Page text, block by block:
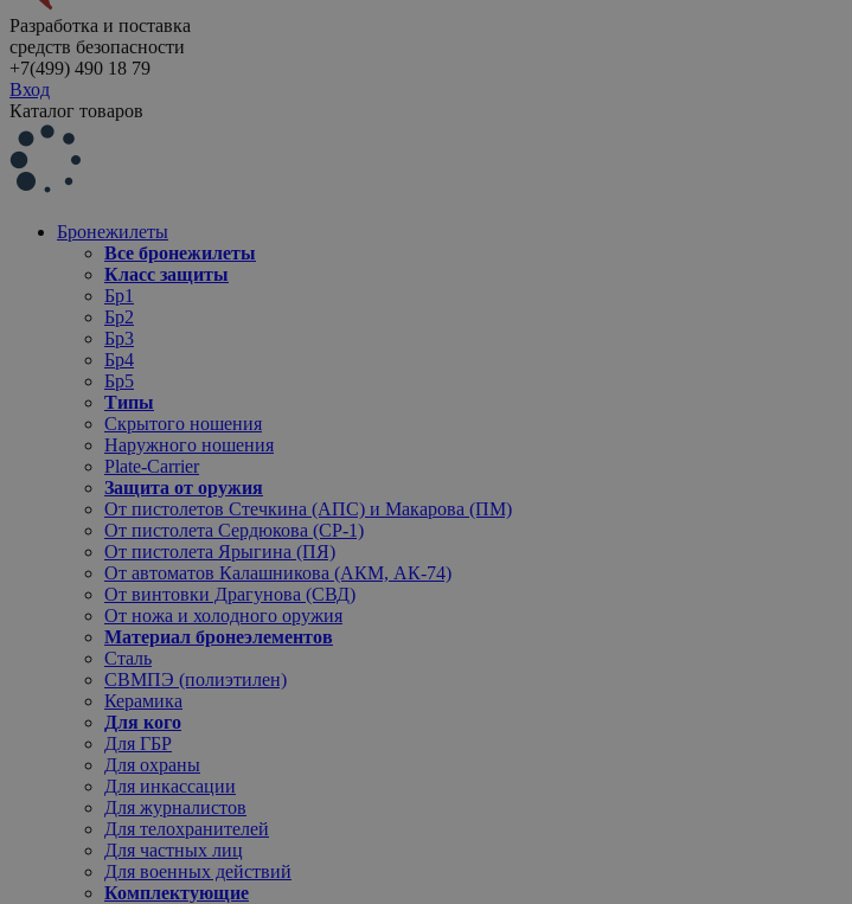
Разработка и поставка
средств безопасности
+7(499) 490 18 79
Вход
Каталог товаров
Бронежилеты
Все бронежилеты
Класс защиты
Бр1
Бр2
Бр3
Бр4
Бр5
Типы
Скрытого ношения
Наружного ношения
Plate-Carrier
Защита от оружия
От пистолетов Стечкина (АПС) и Макарова (ПМ)
От пистолета Сердюкова (СР-1)
От пистолета Ярыгина (ПЯ)
От автоматов Калашникова (АКМ, АК-74)
От винтовки Драгунова (СВД)
От ножа и холодного оружия
Материал бронеэлементов
Сталь
СВМПЭ (полиэтилен)
Керамика
Для кого
Для ГБР
Для охраны
Для инкассации
Для журналистов
Для телохранителей
Для частных лиц
Для военных действий
Комплектующие